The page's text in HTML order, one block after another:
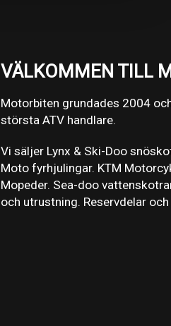
VÄLKOMMEN TILL
Motorbiten grundades 2004
största ATV handlare.
Vi säljer Lynx & Ski-Doo
Moto fyrhjulingar. KTM
Mopeder. Sea-doo
och utrustning. Reservdelar